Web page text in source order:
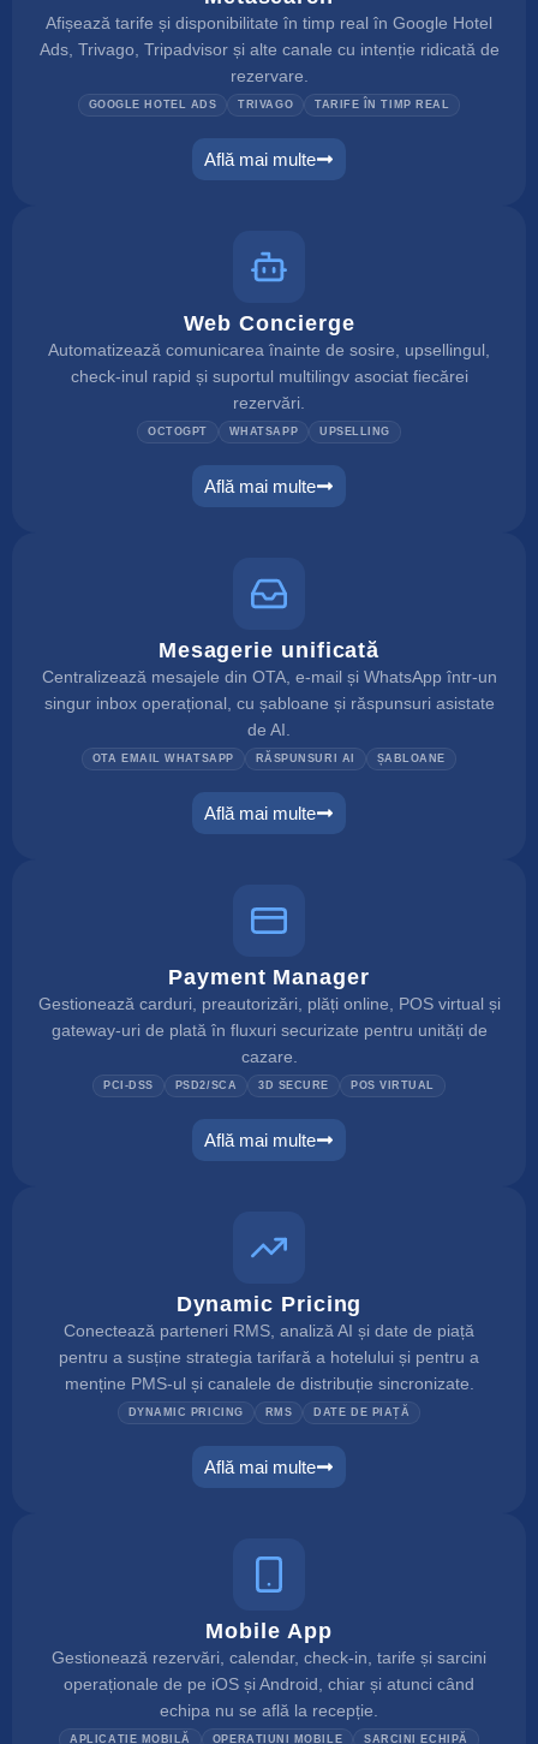
Afișează tarife și disponibilitate în timp real în Google Hotel
Ads, Trivago, Tripadvisor și alte canale cu intenție ridicată de
rezervare.
GOOGLE HOTEL ADS TRIVAGO TARIFE ÎN TIMP REAL
Află mai multe
metasearch
Web Concierge
Automatizează comunicarea înainte de sosire, upsellingul,
check-inul rapid și suportul multilingv asociat fiecărei
rezervări.
OCTOGPT WHATSAPP UPSELLING
Află mai multe
web concierge
Mesagerie unificată
Centralizează mesajele din OTA, e-mail și WhatsApp într-un
singur inbox operațional, cu șabloane și răspunsuri asistate
de AI.
OTA EMAIL WHATSAPP RĂSPUNSURI AI ȘABLOANE
Află mai multe
unified inbox
Payment Manager
Gestionează carduri, preautorizări, plăți online, POS virtual și
gateway-uri de plată în fluxuri securizate pentru unități de
cazare.
PCI-DSS PSD2/SCA 3D SECURE POS VIRTUAL
Află mai multe
payment manager
Dynamic Pricing
Conectează parteneri RMS, analiză AI și date de piață
pentru a susține strategia tarifară a hotelului și pentru a
menține PMS-ul și canalele de distribuție sincronizate.
DYNAMIC PRICING RMS DATE DE PIAȚĂ
Află mai multe
dynamic pricing
Mobile App
Gestionează rezervări, calendar, check-in, tarife și sarcini
operaționale de pe iOS și Android, chiar și atunci când
echipa nu se află la recepție.
APLICAȚIE MOBILĂ OPERAȚIUNI MOBILE SARCINI ECHIPĂ